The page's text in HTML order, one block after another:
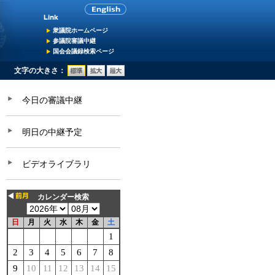
衆議院ホームページ
参議院審議中継
国会会議録検索ページ
文字の大きさ：
今日の審議中継
明日の中継予定
ビデオライブラリ
カレンダー検索
日 月 火 水 木 金 土
1
2
3 4 5 6 7
8
9
10 11 12 13 14
15